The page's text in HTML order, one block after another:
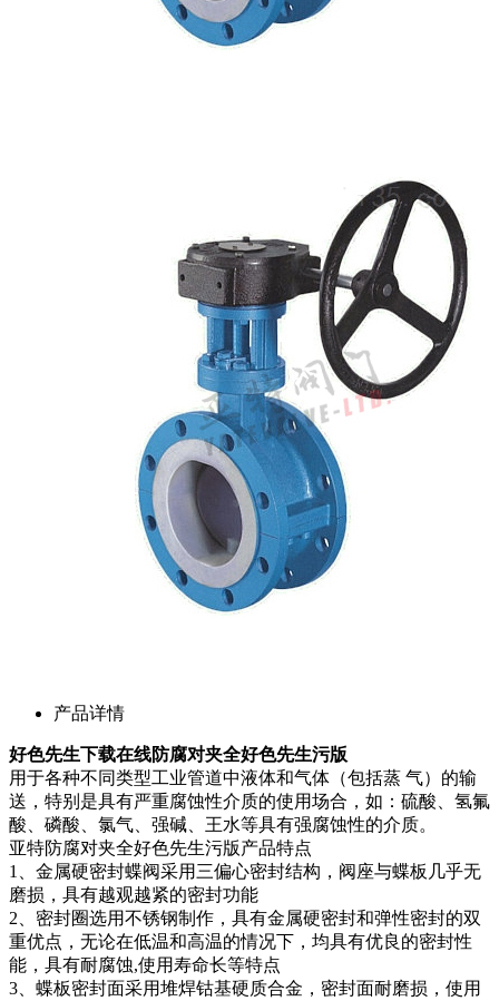
产品详情
好色先生下载在线防腐对夹全好色先生污版
用于各种不同类型工业管道中液体和气体（包括蒸 气）的输
送，特别是具有严重腐蚀性介质的使用场合，如：硫酸、氢氟
酸、磷酸、氯气、强碱、王水等具有强腐蚀性的介质。
亚特防腐对夹全好色先生污版产品特点
1、金属硬密封蝶阀采用三偏心密封结构，阀座与蝶板几乎无
磨损，具有越观越紧的密封功能
2、密封圈选用不锈钢制作，具有金属硬密封和弹性密封的双
重优点，无论在低温和高温的情况下，均具有优良的密封性
能，具有耐腐蚀,使用寿命长等特点
3、蝶板密封面采用堆焊钴基硬质合金，密封面耐磨损，使用